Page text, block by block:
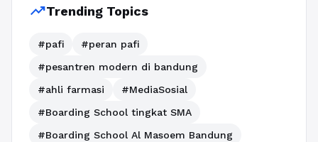
trending_upTrending Topics
#pafi
#peran pafi
#pesantren modern di bandung
#ahli farmasi
#MediaSosial
#Boarding School tingkat SMA
#Boarding School Al Masoem Bandung